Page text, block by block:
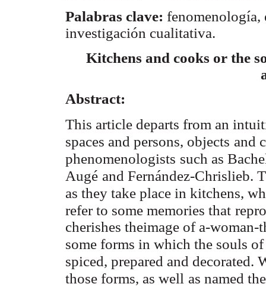
Palabras clave: fenomenología,
investigación cualitativa.
Kitchens and cooks or the
Abstract:
This article departs from an
spaces and persons, objects and
phenomenologists such as
Augé and Fernández-Chrislieb.
as they take place in kitchens,
refer to some memories that
cherishes theimage of a-
some forms in which the souls
spiced, prepared and decorated.
those forms, as well as named